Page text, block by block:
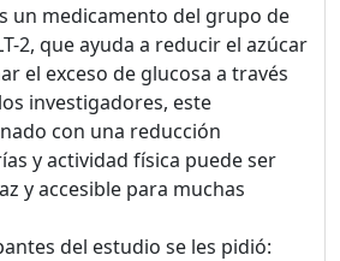
un medicamento del grupo de
2, que ayuda a reducir el azúcar
el exceso de glucosa a través
investigadores, este
con una reducción
y actividad física puede ser
y accesible para muchas
del estudio se les pidió: